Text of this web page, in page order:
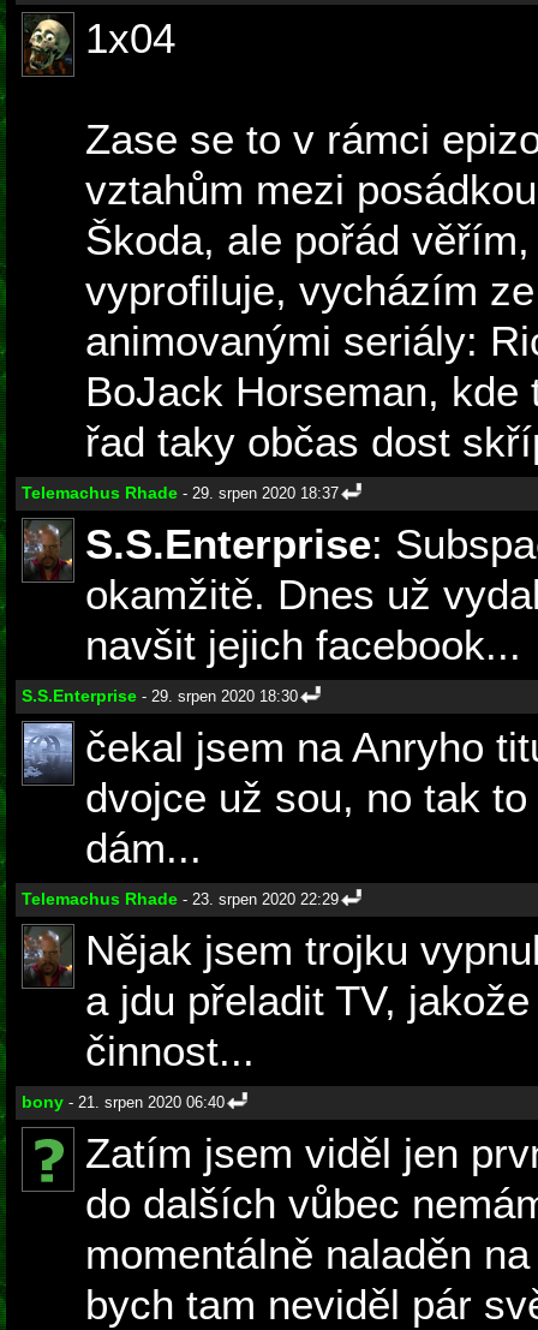
1x04
Zase se to v rámci
vztahům mezi
Škoda, ale pořád
vyprofiluje, vycházím
animovanými seriály:
BoJack Horseman,
řad taky občas dost
Telemachus Rhade - 29. srpen 2020 18:37
S.S.Enterprise:
okamžitě. Dnes už
navšit jejich facebook...
S.S.Enterprise - 29. srpen 2020 18:30
čekal jsem na Anryho
dvojce už sou, no tak
dám...
Telemachus Rhade - 23. srpen 2020 22:29
Nějak jsem trojku
a jdu přeladit TV,
činnost...
bony - 21. srpen 2020 06:40
Zatím jsem viděl jen
do dalších vůbec
momentálně naladěn
bych tam neviděl pár